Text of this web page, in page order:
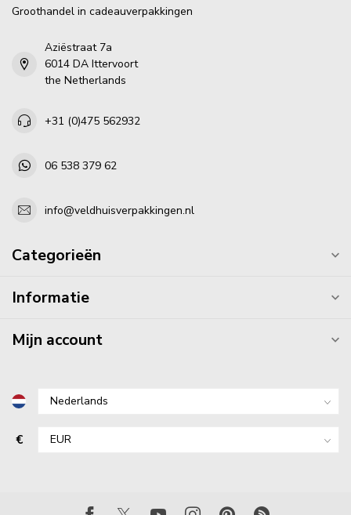
Groothandel in cadeauverpakkingen
Aziëstraat 7a
6014 DA Ittervoort
the Netherlands
+31 (0)475 562932
06 538 379 62
info@veldhuisverpakkingen.nl
Categorieën
Informatie
Mijn account
€